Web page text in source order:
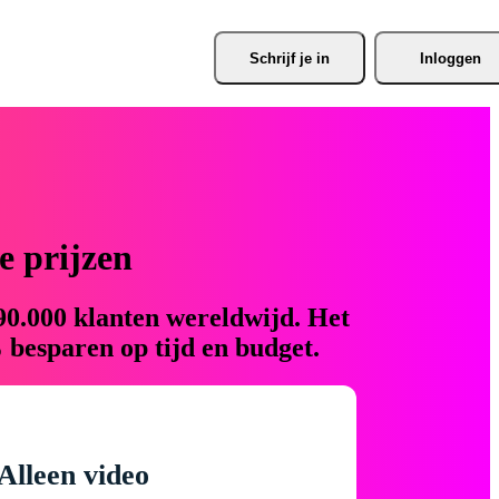
Schrijf je in Inloggen
prijzen
klanten wereldwijd. Het
op tijd en budget.
video